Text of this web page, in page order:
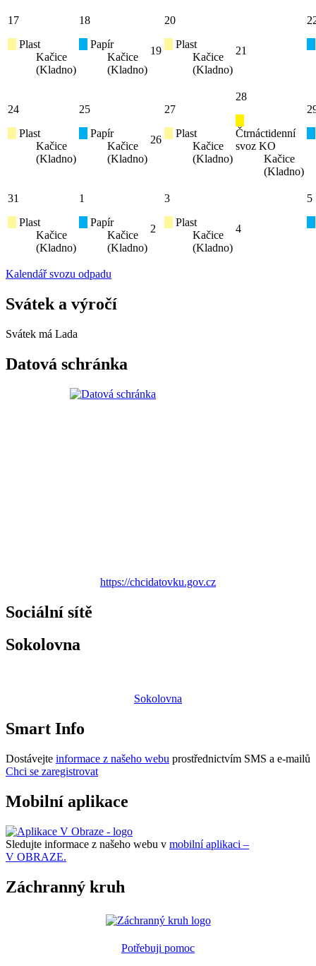
17
Plast
Kačice
(Kladno)
18
Papír
Kačice
(Kladno)
19
20
Plast
Kačice
(Kladno)
21
24
Plast
Kačice
(Kladno)
25
Papír
Kačice
(Kladno)
26
27
Plast
Kačice
(Kladno)
28
Čtrnáctidenní
svoz KO
Kačice
(Kladno)
31
Plast
Kačice
(Kladno)
1
Papír
Kačice
(Kladno)
2
3
Plast
Kačice
(Kladno)
4
5
Kalendář svozu odpadu
Svátek a výročí
Svátek má Lada
Datová schránka
https://chcidatovku.gov.cz
Sociální sítě
Sokolovna
Sokolovna
Smart Info
Dostávejte informace z našeho webu prostřednictvím SMS a e-mailů
Chci se zaregistrovat
Mobilní aplikace
Sledujte informace z našeho webu v mobilní aplikaci –
V OBRAZE.
Záchranný kruh
Potřebuji pomoc